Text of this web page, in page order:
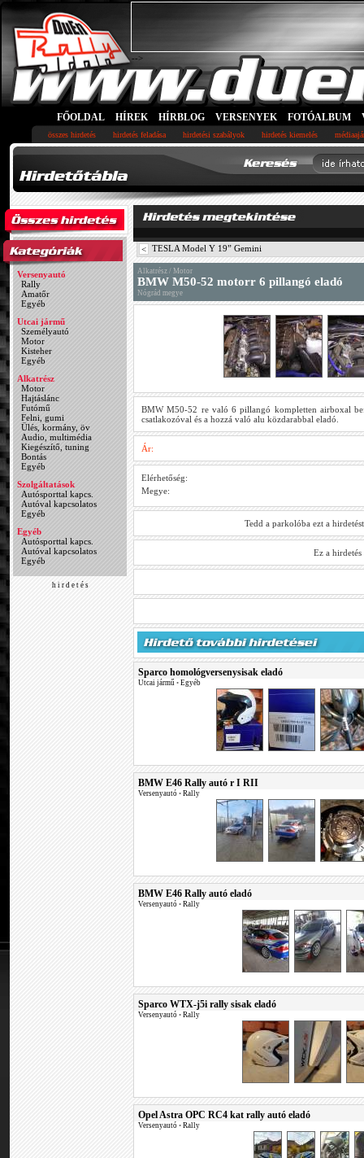
-->
FŐOLDAL HÍREK HÍRBLOG VERSENYEK FOTÓALBUM
összes hirdetés hirdetés feladása hirdetési szabályok hirdetés kiemelés
Versenyautó
Rally
Amatőr
Egyéb
Utcai jármű
Személyautó
Motor
Kisteher
Egyéb
Alkatrész
Motor
Hajtáslánc
Futómű
Felni, gumi
Ülés, kormány, öv
Audio, multimédia
Kiegészítő, tuning
Bontás
Egyéb
Szolgáltatások
Autósporttal kapcs.
Autóval kapcsolatos
Egyéb
Egyéb
Autósporttal kapcs.
Autóval kapcsolatos
Egyéb
h i r d e t é s
< TESLA Model Y 19” Gemini
Alkatrész / Motor
BMW M50-52 motorr 6 pillangó eladó
Nógrád megye
BMW M50-52 re való 6 pillangó kompletten airboxal
csatlakozóval és a hozzá való alu közdarabbal eladó.
Ár:
Elérhetőség:
Megye:
Tedd a parkolóba ezt a
Ez a
Sparco homológversenysisak eladó
Utcai jármű • Egyéb
BMW E46 Rally autó r I RII
Versenyautó • Rally
BMW E46 Rally autó eladó
Versenyautó • Rally
Sparco WTX-j5i rally sisak eladó
Versenyautó • Rally
Opel Astra OPC RC4 kat rally autó eladó
Versenyautó • Rally